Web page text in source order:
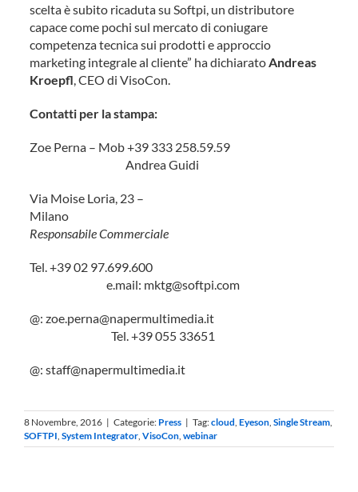
scelta è subito ricaduta su Softpi, un distributore
capace come pochi sul mercato di coniugare
competenza tecnica sui prodotti e approccio
marketing integrale al cliente” ha dichiaratoAndreas
Kroepfl, CEO di VisoCon.
Contatti per la stampa:
Zoe Perna – Mob +39 333 258.59.59
Andrea Guidi
Via Moise Loria, 23 –
Milano
Responsabile Commerciale
Tel. +39 02 97.699.600
e.mail: mktg@softpi.com
@: zoe.perna@napermultimedia.it
Tel. +39 055 33651
@: staff@napermultimedia.it
8 Novembre, 2016 | Categorie: Press | Tag:cloud, Eyeson, Single Stream,
SOFTPI, System Integrator, VisoCon, webinar